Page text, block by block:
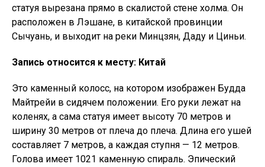
статуя вырезана прямо в скалистой стене холма. Он
расположен в Лэшане, в китайской провинции
Сычуань, и выходит на реки Минцзян, Даду и Циньи.
Запись относится к месту: Китай
Это каменный колосс, на котором изображен Будда
Майтрейи в сидячем положении. Его руки лежат на
коленях, а сама статуя имеет высоту 70 метров и
ширину 30 метров от плеча до плеча. Длина его ушей
составляет 7 метров, а каждая ступня — 12 метров.
Голова имеет 1021 каменную спираль. Эпический